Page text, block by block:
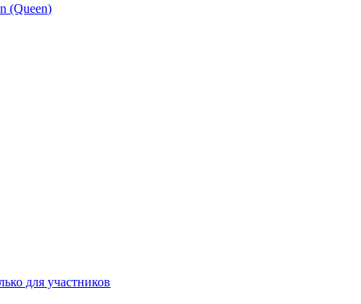
(Queen)
для участников